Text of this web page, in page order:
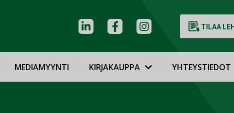
TILAA
MEDIAMYYNTI KIRJAKAUPPA YHTEYSTIEDOT